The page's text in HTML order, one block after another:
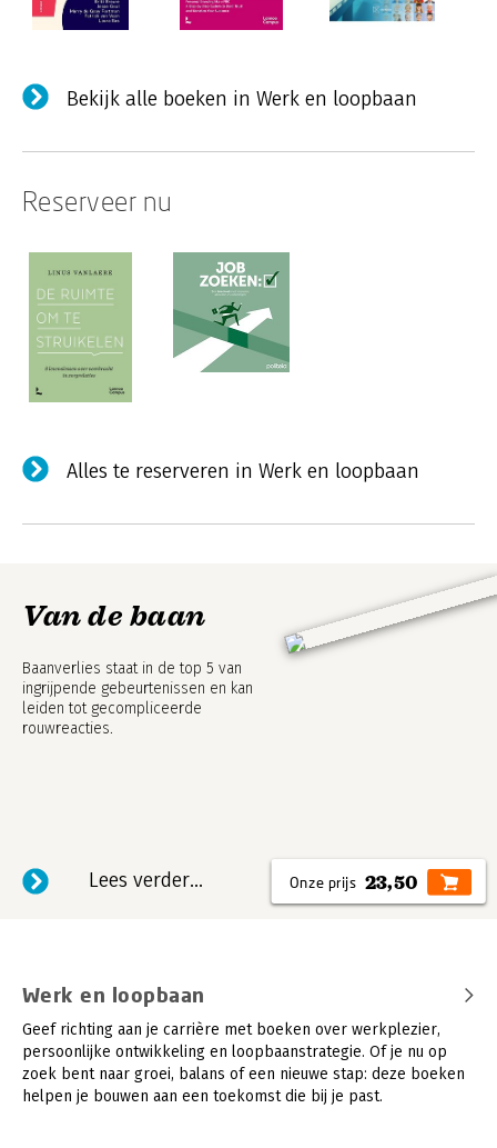
Bekijk alle boeken in Werk en loopbaan
Reserveer nu
Alles te reserveren in Werk en loopbaan
Van de baan
Baanverlies staat in de top 5 van
ingrijpende gebeurtenissen en kan
leiden tot gecompliceerde
rouwreacties.
Lees verder... 23,50
Werk en loopbaan
Geef richting aan je carrière met boeken over werkplezier,
persoonlijke ontwikkeling en loopbaanstrategie. Of je nu op
zoek bent naar groei, balans of een nieuwe stap: deze boeken
helpen je bouwen aan een toekomst die bij je past.